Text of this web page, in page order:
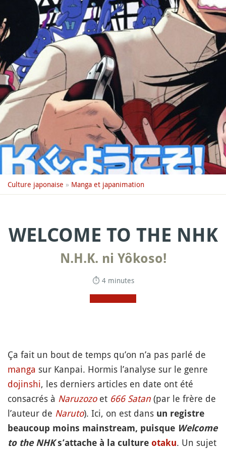
Culture japonaise » Manga et japanimation
WELCOME TO THE NHK
N.H.K. ni Yôkoso!
⏱ 4 minutes
Ça fait un bout de temps qu’on n’a pas parlé de
manga sur Kanpai. Hormis l’analyse sur le genre
dojinshi, les derniers articles en date ont été
consacrés à Naruzozoet 666 Satan (par le frère de
l’auteur de Naruto). Ici, on est dans un registre
beaucoup moins mainstream, puisque Welcome
to the NHKs’attache à la culture otaku. Un sujet